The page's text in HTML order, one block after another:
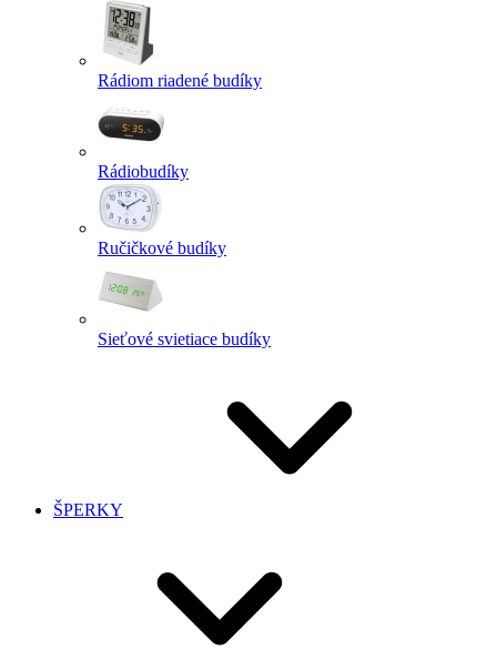
Rádiom riadené budíky
Rádiobudíky
Ručičkové budíky
Sieťové svietiace budíky
ŠPERKY